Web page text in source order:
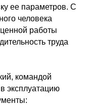
ее параметров. С
человека
работы
труда
командой
эксплуатацию